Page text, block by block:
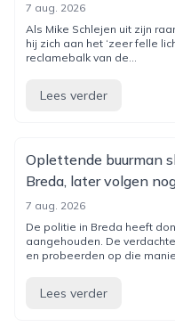
7 aug. 2026
Als Mike Schlejen uit zijn
hij zich aan het ‘zeer felle
reclamebalk van de...
Lees verder
Oplettende buurman
Breda, later volgen
7 aug. 2026
De politie in Breda heeft
aangehouden. De
en probeerden op die
Lees verder